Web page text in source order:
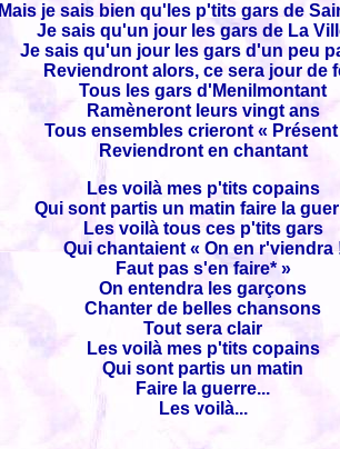
Mais je sais bien qu'les p'tits gars de
Je sais qu'un jour les gars de La
Je sais qu'un jour les gars d'un peu
Reviendront alors, ce sera jour de
Tous les gars d'Menilmontant
Ramèneront leurs vingt ans
Tous ensembles crieront « Présent
Reviendront en chantant
Les voilà mes p'tits copains
Qui sont partis un matin faire la
Les voilà tous ces p'tits gars
Qui chantaient « On en r'viendra
Faut pas s'en faire* »
On entendra les garçons
Chanter de belles chansons
Tout sera clair
Les voilà mes p'tits copains
Qui sont partis un matin
Faire la guerre...
Les voilà...